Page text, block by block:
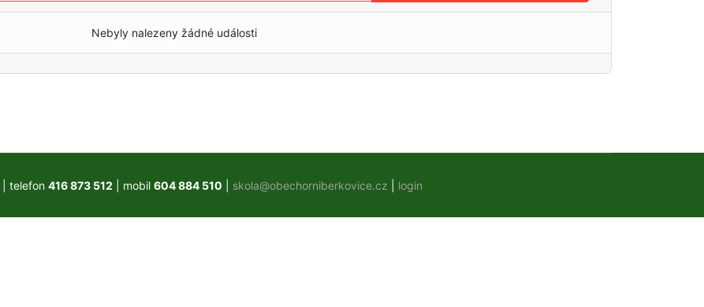
Nebyly nalezeny žádné události
| telefon 416 873 512 | mobil 604 884 510 skola@obechorniberkovice.cz login